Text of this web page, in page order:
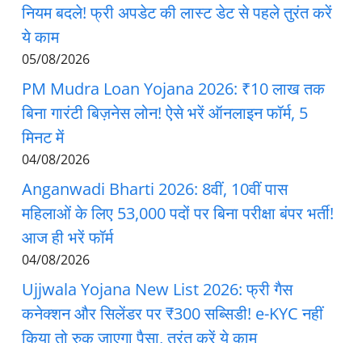
नियम बदले! फ्री अपडेट की लास्ट डेट से पहले तुरंत करें
ये काम
05/08/2026
PM Mudra Loan Yojana 2026: ₹10 लाख तक
बिना गारंटी बिज़नेस लोन! ऐसे भरें ऑनलाइन फॉर्म, 5
मिनट में
04/08/2026
Anganwadi Bharti 2026: 8वीं, 10वीं पास
महिलाओं के लिए 53,000 पदों पर बिना परीक्षा बंपर भर्ती!
आज ही भरें फॉर्म
04/08/2026
Ujjwala Yojana New List 2026: फ्री गैस
कनेक्शन और सिलेंडर पर ₹300 सब्सिडी! e-KYC नहीं
किया तो रुक जाएगा पैसा, तुरंत करें ये काम